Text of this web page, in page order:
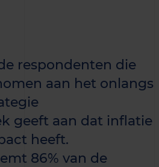
respondenten die
aan het onlangs
geeft aan dat inflatie
heeft.
86% van de